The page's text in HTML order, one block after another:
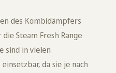
des Kombidämpfers
Steam Fresh Range
sind in vielen
da sie je nach